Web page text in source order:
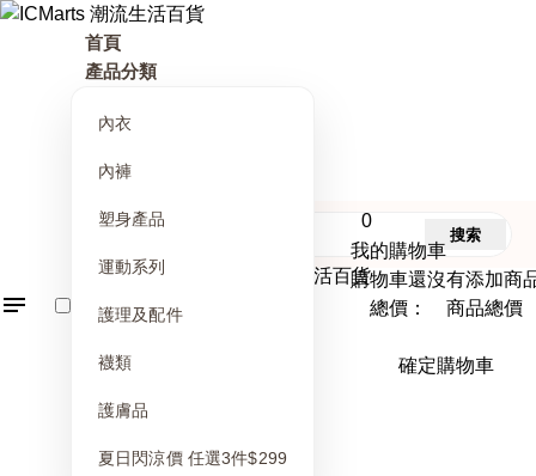
首頁
產品分類
內衣
內褲
塑身產品
運動系列
護理及配件
襪類
護膚品
夏日閃涼價 任選3件$299
0
我的購物車
購物車還沒有添加商
總價： 商品總價
確定購物車
搜索